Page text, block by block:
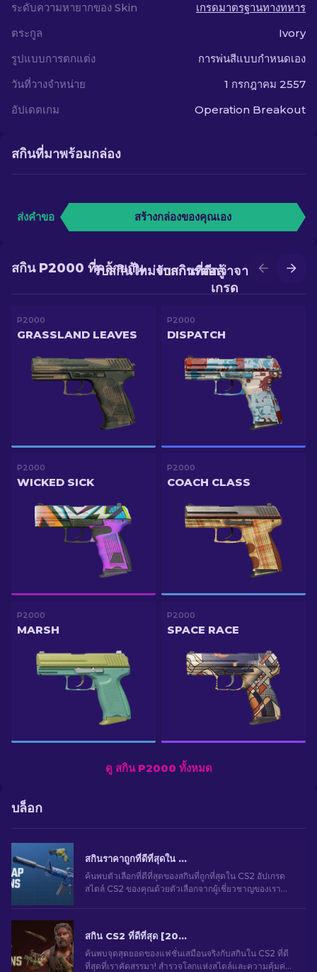
ระดับความหายากของ Skin
เกรดมาตรฐานทางทหาร
ตระกูล
Ivory
รูปแบบการตกแต่ง
การพ่นสีแบบกำหนดเอง
วันที่วางจำหน่าย
1 กรกฎาคม 2557
อัปเดตเกม
Operation Breakout
สกินที่มาพร้อมกล่อง
ส่งคำขอ สร้างกล่องของคุณเอง
รับสกินที่ดีกว่าจากการอัป
เกรด
รับสกินใหม่จากการต่อสู้
สกิน P2000 ที่คล้ายกัน
P2000
GRASSLAND LEAVES
P2000
DISPATCH
P2000
WICKED SICK
P2000
COACH CLASS
P2000
MARSH
P2000
SPACE RACE
ดู สกิน P2000 ทั้งหมด
บล็อก
สกินราคาถูกที่ดีที่สุดใน CS2 [2026]
ค้นพบตัวเลือกที่ดีที่สุดของสกินที่ถูกที่สุดใน CS2 อัปเกรด
สไตล์ CS2 ของคุณด้วยตัวเลือกจากผู้เชี่ยวชาญของเรา
สกิน CS2 ที่ดีที่สุด [2026]
ค้นพบจุดสุดยอดของแฟชั่นเสมือนจริงกับสกินใน CS2 ที่ดี
ที่สุดที่เราคัดสรรมา! สำรวจโลกแห่งสไตล์และความคุ้มค่า